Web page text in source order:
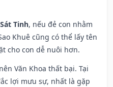
Tinh, nếu đẻ con nhằm
Khuê cũng có thể lấy tên
cho con dễ nuôi hơn.
Văn Khoa thất bại. Tại
lợi mưu sự, nhất là gặp